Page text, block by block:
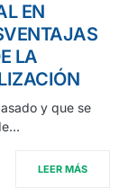
EN
LA
y que se
LEER MÁS